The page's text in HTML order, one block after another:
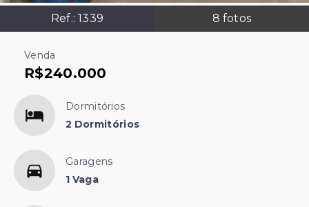
Ref.: 1339 8 fotos
Venda
R$240.000
Dormitórios
2 Dormitórios
Garagens
1 Vaga